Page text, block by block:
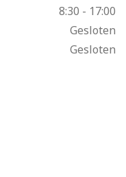
8:30 - 17:00
Gesloten
Gesloten